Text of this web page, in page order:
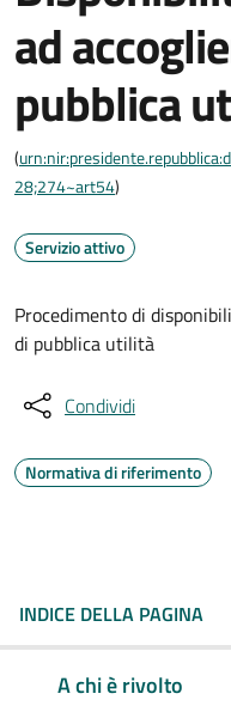
ad
pubblica
(
28;274~art54)
Servizio attivo
Procedimento di
di pubblica utilità
Condividi
Normativa di riferimento
INDICE DELLA PAGINA
A chi è rivolto